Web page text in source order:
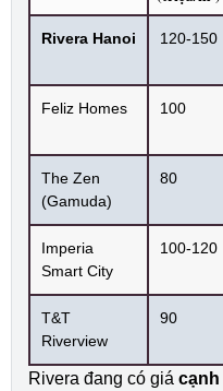
Rivera Hanoi 120-150
Feliz Homes 100
The Zen
(Gamuda)
80
Imperia
Smart City
100-120
T&T
Riverview
90
Rivera đang có giá cạnh